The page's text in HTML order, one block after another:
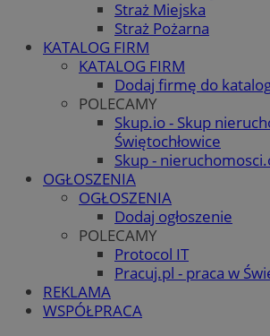
Straż Miejska
Straż Pożarna
KATALOG FIRM
KATALOG FIRM
Dodaj firmę do
POLECAMY
Skup.io - Skup
Świętochłowice
Skup -
OGŁOSZENIA
OGŁOSZENIA
Dodaj ogłoszenie
POLECAMY
Protocol IT
Pracuj.pl - praca w
REKLAMA
WSPÓŁPRACA